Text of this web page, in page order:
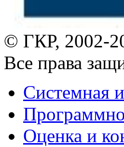
© ГКР, 2002-
Все права
Системная
Оценка и